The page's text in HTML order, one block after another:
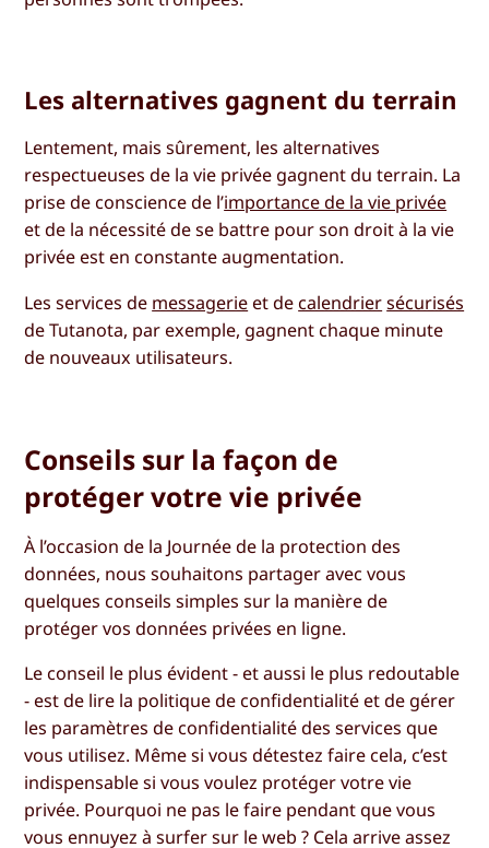
Les alternatives gagnent du terrain
Lentement, mais sûrement, les alternatives
respectueuses de la vie privée gagnent du terrain. La
prise de conscience de l’importance de la vie privée
et de la nécessité de se battre pour son droit à la vie
privée est en constante augmentation.
Les services de messagerie et de calendriersécurisés
de Tutanota, par exemple, gagnent chaque minute
de nouveaux utilisateurs.
Conseils sur la façon de
protéger votre vie privée
À l’occasion de la Journée de la protection des
données, nous souhaitons partager avec vous
quelques conseils simples sur la manière de
protéger vos données privées en ligne.
Le conseil le plus évident - et aussi le plus redoutable
- est de lire la politique de confidentialité et de gérer
les paramètres de confidentialité des services que
vous utilisez. Même si vous détestez faire cela, c’est
indispensable si vous voulez protéger votre vie
privée. Pourquoi ne pas le faire pendant que vous
vous ennuyez à surfer sur le web ? Cela arrive assez